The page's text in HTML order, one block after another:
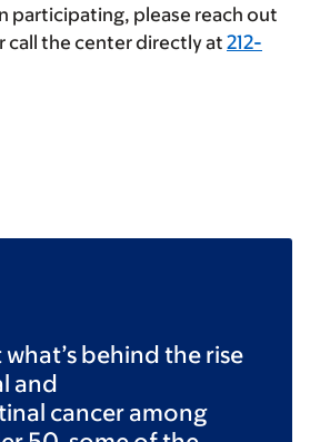
participating, please reach out
call the center directly at 212-
behind the rise
and
cancer among